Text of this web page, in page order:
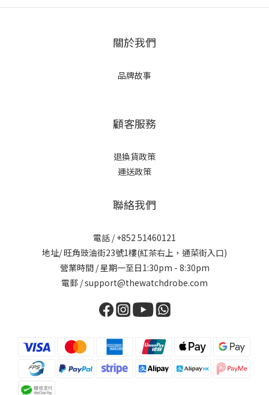
關於我們
品牌故事
顧客服務
退換貨政策
運送政策
聯絡我們
電話 / +852 51460121
地址/ 旺角豉油街23號1樓(紅茶右上，通菜街入口)
營業時間 / 星期一至日1:30pm - 8:30pm
電郵 / support@thewatchdrobe.com